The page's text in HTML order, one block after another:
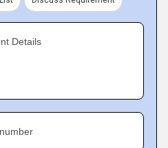
manual as well as automatic
to your preference and
Details
number